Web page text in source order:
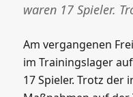
waren 17 Spieler.
Am vergangenen
im Trainingslager
17 Spieler. Trotz